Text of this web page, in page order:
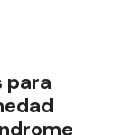
para